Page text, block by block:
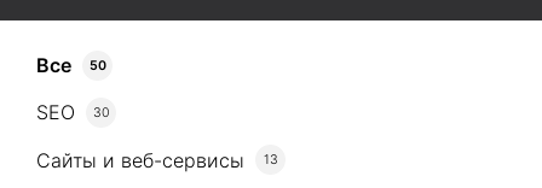
Все 50
SEO 30
Сайты и веб-сервисы 13